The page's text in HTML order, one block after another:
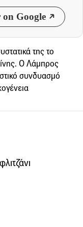
Google
της το
Ο Λάμπρος
συνδυασμό